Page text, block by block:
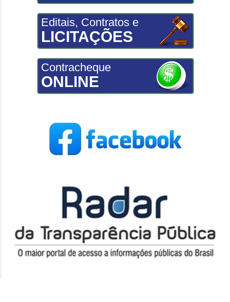
Editais, Contratos e
LICITAÇÕES
Contracheque
ONLINE